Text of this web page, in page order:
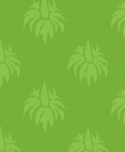
meg pl.
látom,
megyek